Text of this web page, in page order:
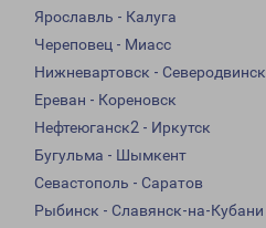
Ярославль - Калуга
Череповец - Миасс
Нижневартовск - Северодвинск
Ереван - Кореновск
Нефтеюганск2 - Иркутск
Бугульма - Шымкент
Севастополь - Саратов
Рыбинск - Славянск-на-Кубани